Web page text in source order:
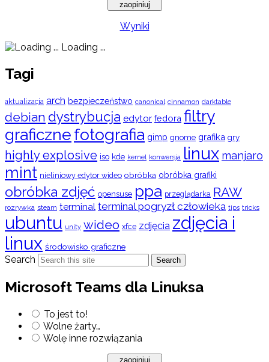
Wyniki
Loading ...
Tagi
aktualizacja arch bezpieczeństwo canonical cinnamon darktable
debian dystrybucja edytor fedora filtry
graficznefotografia gimp gnome grafika gry
highly explosive iso kde kernel konwersja linux manjaro
mint nieliniowy edytor wideo obróbka obróbka grafiki
obróbka zdjęć opensuse ppa przeglądarka RAW
rozrywka steam terminal terminal pogryzł człowieka tips tricks
ubuntu unity wideo xfce zdjęcia zdjęcia i
linux środowisko graficzne
Search Search
Microsoft Teams dla Linuksa
To jest to!
Wolne żarty…
Wolę inne rozwiązania